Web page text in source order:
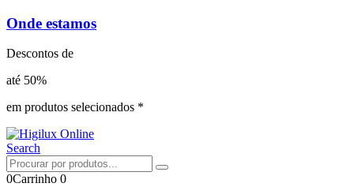
Onde estamos
Descontos de
até 50%
em produtos selecionados *
Search
0Carrinho 0